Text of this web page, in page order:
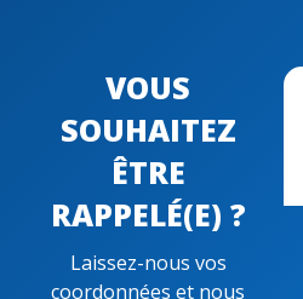
VOUS
SOUHAITEZ
ÊTRE
RAPPELÉ(E) ?
Laissez-nous vos
coordonnées et nous